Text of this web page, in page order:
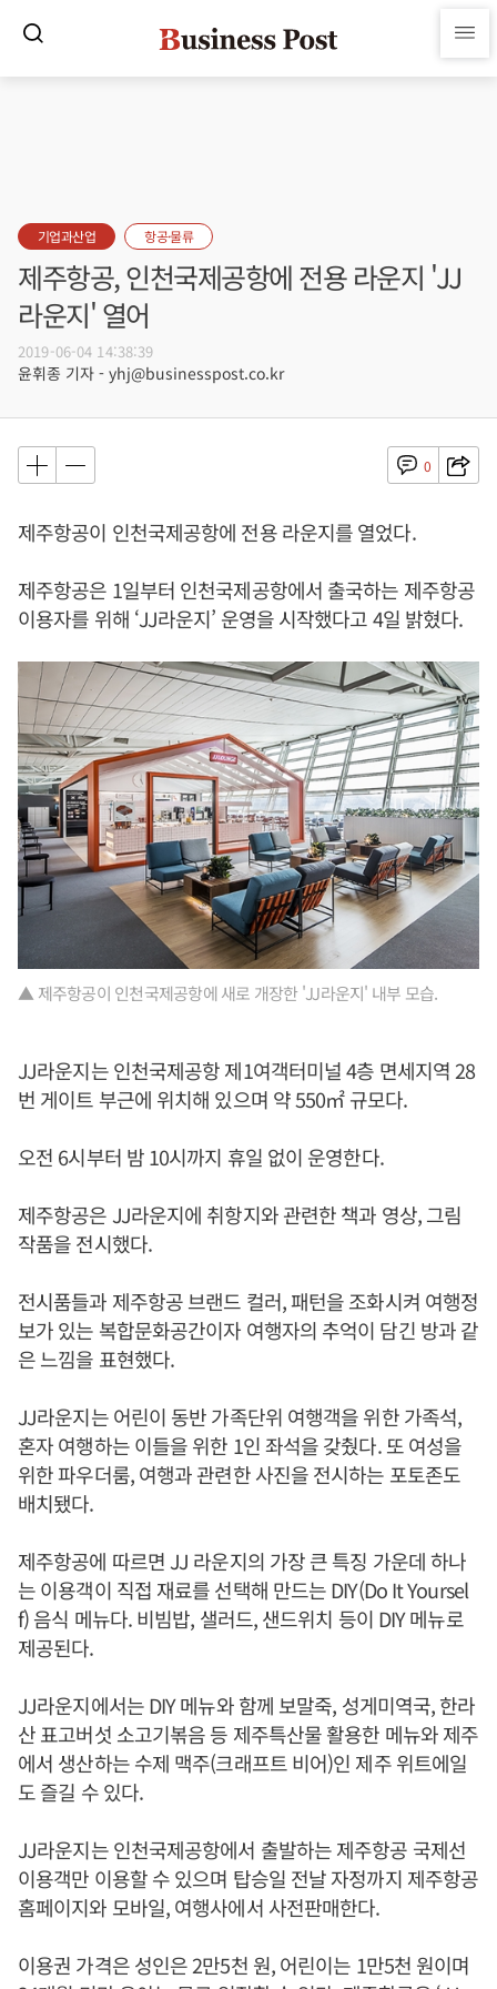
기업과산업 항공·물류
제주항공, 인천국제공항에 전용 라운지 'JJ
라운지' 열어
2019-06-04 14:38:39
윤휘종 기자 - yhj@businesspost.co.kr
0
제주항공이 인천국제공항에 전용 라운지를 열었다.
제주항공은 1일부터 인천국제공항에서 출국하는 제주항공
이용자를 위해 ‘JJ라운지’ 운영을 시작했다고 4일 밝혔다.
▲ 제주항공이 인천국제공항에 새로 개장한 'JJ라운지' 내부 모습.
JJ라운지는 인천국제공항 제1여객터미널 4층 면세지역 28
번 게이트 부근에 위치해 있으며 약 550㎡ 규모다.
오전 6시부터 밤 10시까지 휴일 없이 운영한다.
제주항공은 JJ라운지에 취항지와 관련한 책과 영상, 그림
작품을 전시했다.
전시품들과 제주항공 브랜드 컬러, 패턴을 조화시켜 여행정
보가 있는 복합문화공간이자 여행자의 추억이 담긴 방과 같
은 느낌을 표현했다.
JJ라운지는 어린이 동반 가족단위 여행객을 위한 가족석,
혼자 여행하는 이들을 위한 1인 좌석을 갖췄다. 또 여성을
위한 파우더룸, 여행과 관련한 사진을 전시하는 포토존도
배치됐다.
제주항공에 따르면 JJ 라운지의 가장 큰 특징 가운데 하나
는 이용객이 직접 재료를 선택해 만드는 DIY(Do It Yoursel
f) 음식 메뉴다. 비빔밥, 샐러드, 샌드위치 등이 DIY 메뉴로
제공된다.
JJ라운지에서는 DIY 메뉴와 함께 보말죽, 성게미역국, 한라
산 표고버섯 소고기볶음 등 제주특산물 활용한 메뉴와 제주
에서 생산하는 수제 맥주(크래프트 비어)인 제주 위트에일
도 즐길 수 있다.
JJ라운지는 인천국제공항에서 출발하는 제주항공 국제선
이용객만 이용할 수 있으며 탑승일 전날 자정까지 제주항공
홈페이지와 모바일, 여행사에서 사전판매한다.
이용권 가격은 성인은 2만5천 원, 어린이는 1만5천 원이며